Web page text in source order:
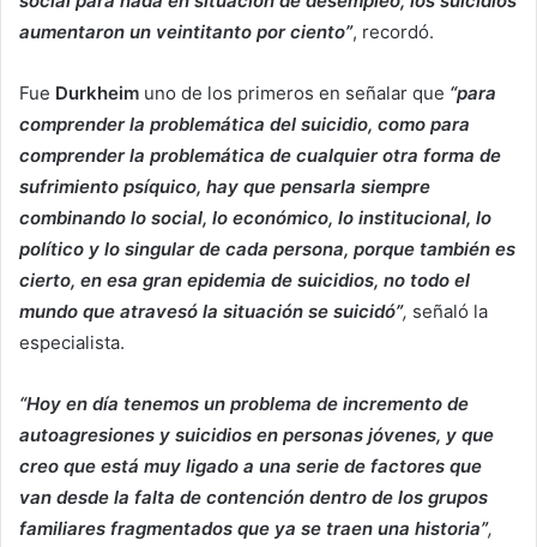
aumentaron un veintitanto por ciento”, recordó.
Fue Durkheim uno de los primeros en señalar que “para
comprender la problemática del suicidio, como para
comprender la problemática de cualquier otra forma de
sufrimiento psíquico, hay que pensarla siempre
combinando lo social, lo económico, lo institucional, lo
político y lo singular de cada persona, porque también es
cierto, en esa gran epidemia de suicidios, no todo el
mundo que atravesó la situación se suicidó”, señaló la
especialista.
“Hoy en día tenemos un problema de incremento de
autoagresiones y suicidios en personas jóvenes, y que
creo que está muy ligado a una serie de factores que
van desde la falta de contención dentro de los grupos
familiares fragmentados que ya se traen una historia”,